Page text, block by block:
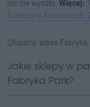
nic nie wyszło. Więcej:
Famuru w Katowicach.
Oficjalny adres
Jakie sklepy w
Fabryka Park?